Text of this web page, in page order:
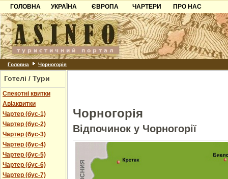
ГОЛОВНА
УКРАЇНА
Карпати
Азов
Причорноморря
Шацьк
ЄВРОПА
Чорногорія
Хорватія
Болгарія
ЧАРТЕРИ
ПРО НАС
Контакти
Партнерам
Додати готель
Головна Чорногорія
Готелі / Тури
Спекотні квитки
Авіаквитки
Чартер (бус-1)
Чартер (бус-2)
Чартер (бус-3)
Чартер (бус-4)
Чартер (бус-5)
Чартер (бус-6)
Чартер (бус-7)
Чорногорія
Відпочинок у Чорногорії